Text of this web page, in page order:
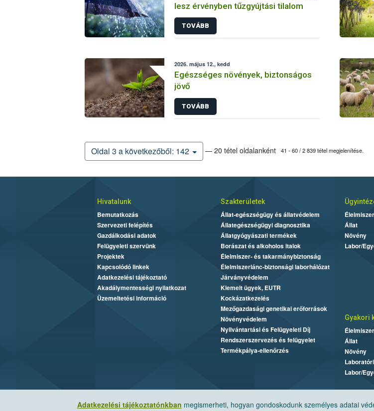
lesz érvényben tűzgyújtási tilalom
TOVÁBB
2026. május 12., kedd
Egészséges növények, biztonságos
jövő
TOVÁBB
Oldal 3 a következőből: 142 — 20 tétel oldalanként 41 - 60 / 2 839 tétel megjelenítése.
Adatkezelési tájékoztatónkban megismerheti, hogyan gondoskodunk személyes adatai
Hivatalunk
Bemutatkozás
Szervezeti felépítés
Gazdálkodási adatok
Felügyeleti szervünk
Projektek
Kapcsolódó linkek
Adatkezelési tájékoztató
Akadálymentességi nyilatkozat
Üzemeltetési információ
Szakterületek
Állat-egészségügy és állatvédelem
Állategészségügyi diagnosztika
Állatgyógyászati termékek
Borászat és alkoholos italok
Élelmiszer- és takarmánybiztonság
Élelmiszerlánc-biztonsági laborhálózat
Járványvédelem
Kiemelt ügyek, EUTR
Kockázatkezelés
Mezőgazdasági genetikai erőforrások
Növényvédelem
Nyilvántartási és Felügyeleti Díj
Rendszerszervezés és felügyelet
Termékpálya-ellenőrzés
Élelmiszer
Állat
Növény
Labor/
Gyakori
Élelmiszer
Állat
Növény
Labor/